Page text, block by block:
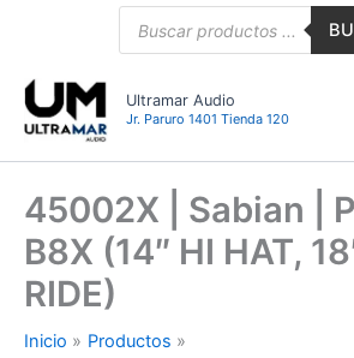
Ultramar Audio
Jr. Paruro 1401 Tienda 120
45002X | Sabian |
B8X (14″ HI HAT,
RIDE)
Inicio
Productos